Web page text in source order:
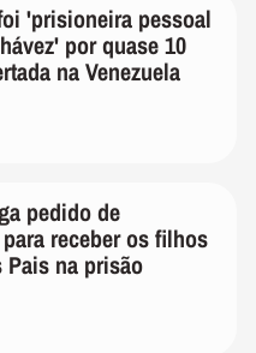
'prisioneira pessoal
por quase 10
na Venezuela
pedido de
receber os filhos
Pais na prisão